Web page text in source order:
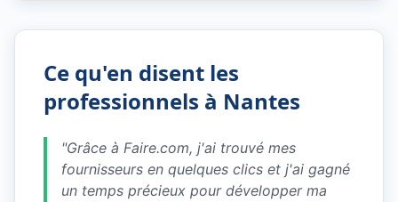
Ce qu'en disent les
professionnels à Nantes
"Grâce à Faire.com, j'ai trouvé mes
fournisseurs en quelques clics et j'ai gagné
un temps précieux pour développer ma